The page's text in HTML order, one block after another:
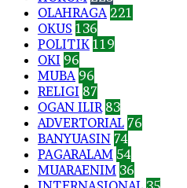
OLAHRAGA 221
OKUS 136
POLITIK 119
OKI 96
MUBA 96
RELIGI 87
OGAN ILIR 83
ADVERTORIAL 76
BANYUASIN 74
PAGARALAM 54
MUARAENIM 36